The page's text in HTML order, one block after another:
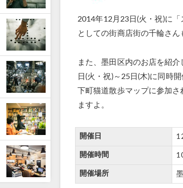
2014年12月23日(火・祝)に
としての街商店街の千輪さん
また、墨田区内のお店を紹
日(火・祝)～25日(木)に同時開
下町猫道散歩マップに参加
ますよ。
開催日
開催時間
開催場所